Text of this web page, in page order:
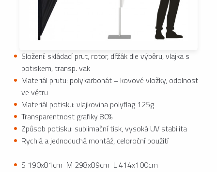
Složení: skládací prut, rotor, dřžák dle výběru, vlajka s
potiskem, transp. vak
Materiál prutu: polykarbonát + kovové vložky, odolnost
ve větru
Materiál potisku: vlajkovina polyflag 125g
Transparentnost grafiky 80%
Způsob potisku: sublimační tisk, vysoká UV stabilita
Rychlá a jednoduchá montáž, celoroční použití
S 190x81cm M 298x89cm L 414x100cm